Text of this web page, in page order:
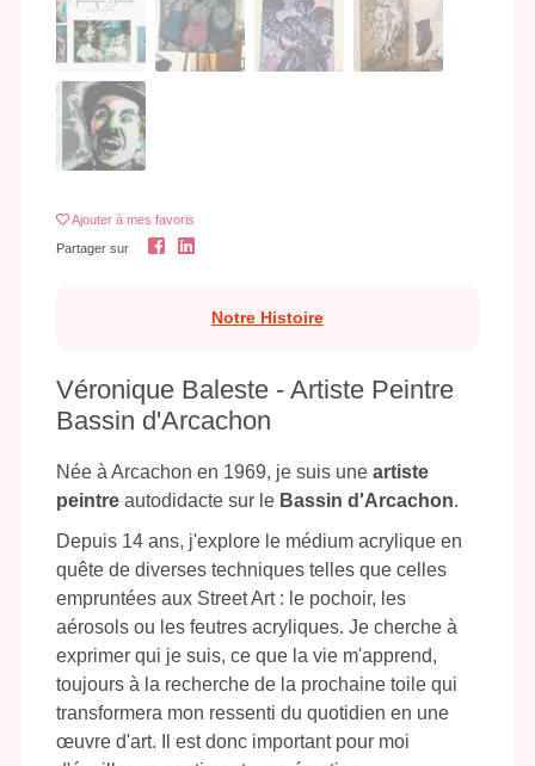
Notre Histoire
Véronique Baleste - Artiste Peintre
Bassin d'Arcachon
Née à Arcachon en 1969, je suis une artiste
peintre autodidacte sur le Bassin d'Arcachon.
Depuis 14 ans, j'explore le médium acrylique en
quête de diverses techniques telles que celles
empruntées aux Street Art : le pochoir, les
aérosols ou les feutres acryliques. Je cherche à
exprimer qui je suis, ce que la vie m'apprend,
toujours à la recherche de la prochaine toile qui
transformera mon ressenti du quotidien en une
œuvre d'art. Il est donc important pour moi